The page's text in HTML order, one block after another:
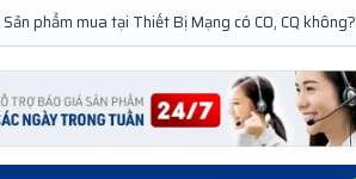
Sản phẩm mua tại Thiết Bị Mạng có CO, CQ không?